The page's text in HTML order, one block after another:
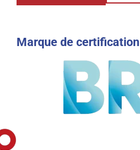
Marque de certification